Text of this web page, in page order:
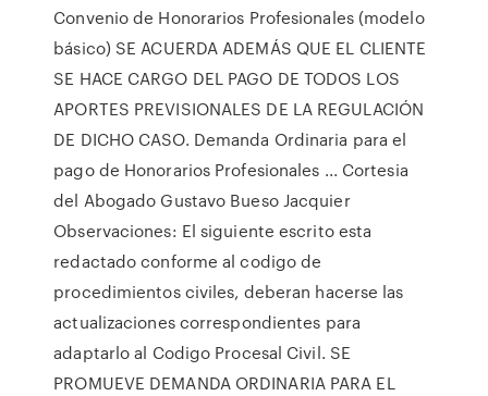
Convenio de Honorarios Profesionales (modelo
básico) SE ACUERDA ADEMÁS QUE EL CLIENTE
SE HACE CARGO DEL PAGO DE TODOS LOS
APORTES PREVISIONALES DE LA REGULACIÓN
DE DICHO CASO. Demanda Ordinaria para el
pago de Honorarios Profesionales ... Cortesia
del Abogado Gustavo Bueso Jacquier
Observaciones: El siguiente escrito esta
redactado conforme al codigo de
procedimientos civiles, deberan hacerse las
actualizaciones correspondientes para
adaptarlo al Codigo Procesal Civil. SE
PROMUEVE DEMANDA ORDINARIA PARA EL